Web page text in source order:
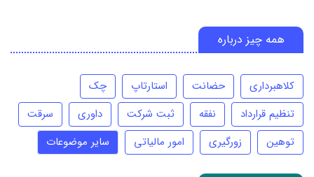
همه چیز درباره
کلاهبرداری حضانت استارتاپ
چک
تنظیم قرارداد
نفقه ثبت شرکت داوری
سرقت
توهین
زورگیری امور مالیاتی سایر موضوعات